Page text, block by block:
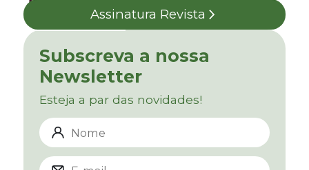
Assinatura Revista
Subscreva a nossa
Newsletter
Esteja a par das novidades!